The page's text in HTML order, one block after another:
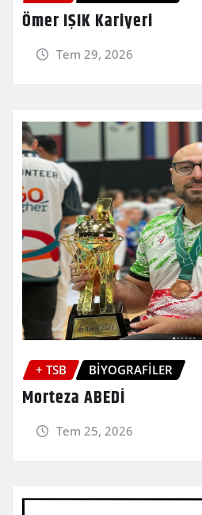
Ömer IŞIK Kariyeri
Tem 29, 2026
+ TSB BİYOGRAFİLER
Morteza ABEDİ
Tem 25, 2026